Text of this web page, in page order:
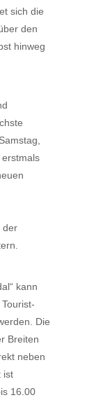
sich die
den
hinweg
der
kann
Die
Breiten
neben
ist
16.00